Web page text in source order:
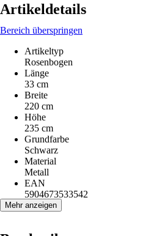
Artikeldetails
Bereich überspringen
Artikeltyp
Rosenbogen
Länge
33 cm
Breite
220 cm
Höhe
235 cm
Grundfarbe
Schwarz
Material
Metall
EAN
5904673533542
Mehr anzeigen